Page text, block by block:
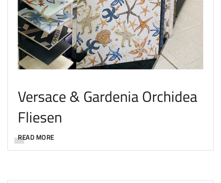
Versace & Gardenia Orchidea
Fliesen
READ MORE